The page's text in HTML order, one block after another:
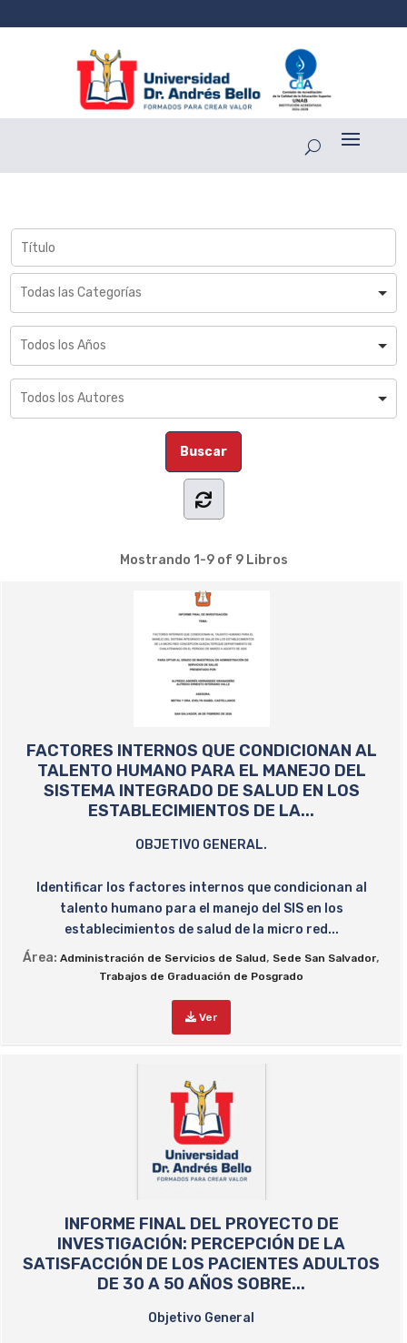
Mostrando 1-9 of 9Libros
FACTORES INTERNOS QUE CONDICIONAN AL
TALENTO HUMANO PARA EL MANEJO DEL
SISTEMA INTEGRADO DE SALUD EN LOS
ESTABLECIMIENTOS DE LA...
OBJETIVO GENERAL.
Identificar los factores internos que condicionan al
talento humano para el manejo del SIS en los
establecimientos de salud de la micro red...
Área: Administración de Servicios de Salud, Sede San Salvador,
Trabajos de Graduación de Posgrado
Ver
INFORME FINAL DEL PROYECTO DE
INVESTIGACIÓN: PERCEPCIÓN DE LA
SATISFACCIÓN DE LOS PACIENTES ADULTOS
DE 30 A 50 AÑOS SOBRE...
Objetivo General